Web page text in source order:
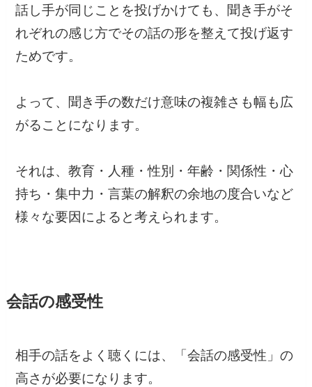
話し手が同じことを投げかけても、聞き手がそ
れぞれの感じ方でその話の形を整えて投げ返す
ためです。
よって、聞き手の数だけ意味の複雑さも幅も広
がることになります。
それは、教育・人種・性別・年齢・関係性・心
持ち・集中力・言葉の解釈の余地の度合いなど
様々な要因によると考えられます。
会話の感受性
相手の話をよく聴くには、「会話の感受性」の
高さが必要になります。